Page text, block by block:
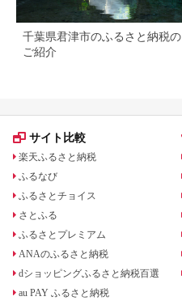
千葉県君津市のふるさと納税の
ご紹介
サイト比較
楽天ふるさと納税
ふるなび
ふるさとチョイス
さとふる
ふるさとプレミアム
ANAのふるさと納税
dショッピングふるさと納税百選
au PAY ふるさと納税